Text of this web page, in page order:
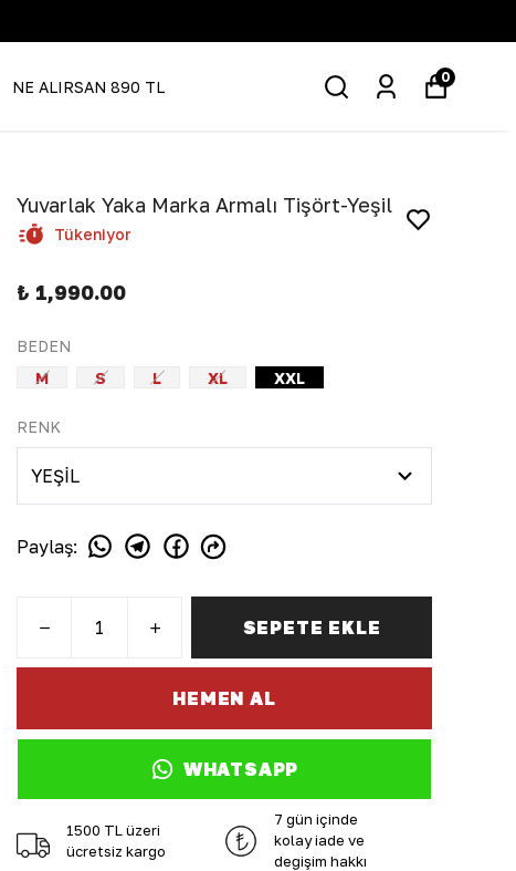
NE ALIRSAN 890 TL
0
Yuvarlak Yaka Marka Armalı Tişört-Yeşil
Tükeniyor
₺ 1,990.00
BEDEN
M
S L XL XXL
RENK
Paylaş:
SEPETE EKLE
HEMEN AL
WHATSAPP
1500 TL üzeri
ücretsiz kargo
7 gün içinde
kolay iade ve
değişim hakkı